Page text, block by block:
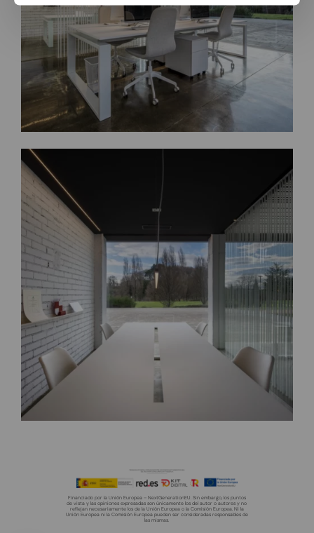
Financiado por la Unión Europea – NextGenerationEU. Sin embargo, los puntos
de vista y las opiniones expresadas son únicamente los del autor o autores y no
reflejan necesariamente los de la Unión Europea o la Comisión Europea. Ni la
Unión Europea ni la Comisión Europea pueden ser consideradas responsables de
las mismas.